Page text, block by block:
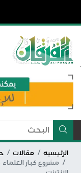
الرئيسية مقالات